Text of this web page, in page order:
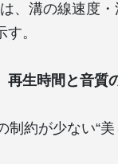
、溝の線速度
す。
再生時間と音質
約が少ない“